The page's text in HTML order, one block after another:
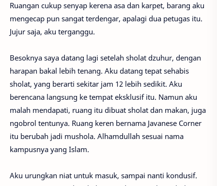
Ruangan cukup senyap kerena asa dan karpet, barang aku
mengecap pun sangat terdengar, apalagi dua petugas itu.
Jujur saja, aku terganggu.
Besoknya saya datang lagi setelah sholat dzuhur, dengan
harapan bakal lebih tenang. Aku datang tepat sehabis
sholat, yang berarti sekitar jam 12 lebih sedikit. Aku
berencana langsung ke tempat eksklusif itu. Namun aku
malah mendapati, ruang itu dibuat sholat dan makan, juga
ngobrol tentunya. Ruang keren bernama Javanese Corner
itu berubah jadi mushola. Alhamdullah sesuai nama
kampusnya yang Islam.
Aku urungkan niat untuk masuk, sampai nanti kondusif.